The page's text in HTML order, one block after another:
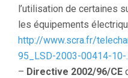
l’utilisation de certaines
les équipements
http://www.scra.fr/
95_LSD-2003-00414-
– Directive 2002/96/CE